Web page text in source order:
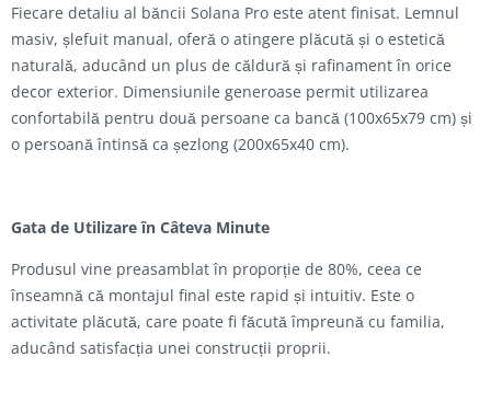
Fiecare detaliu al băncii Solana Pro este atent finisat. Lemnul
masiv, șlefuit manual, oferă o atingere plăcută și o estetică
naturală, aducând un plus de căldură și rafinament în orice
decor exterior. Dimensiunile generoase permit utilizarea
confortabilă pentru două persoane ca bancă (100x65x79 cm) și
o persoană întinsă ca șezlong (200x65x40 cm).
Gata de Utilizare în Câteva Minute
Produsul vine preasamblat în proporție de 80%, ceea ce
înseamnă că montajul final este rapid și intuitiv. Este o
activitate plăcută, care poate fi făcută împreună cu familia,
aducând satisfacția unei construcții proprii.